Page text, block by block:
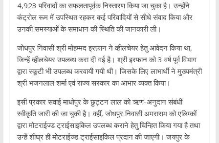
4,923 परिवादों का सफलतापूर्वक निस्तारण किया जा चुका है। उन्होंने
कंट्रोल रूम में उपस्थित रहकर कई परिवादियों से सीधे संवाद किया और
उनकी समस्याओं के समाधान की स्थिति की जानकारी ली।
जोधपुर निवासी श्री मोहम्मद इरफ़ान ने व्हीलचेयर हेतु आवेदन किया था,
जिन्हें व्हीलचेयर उपलब्ध करा दी गई है। श्री इरफान को 3 वर्ष पूर्व विभाग
द्वारा स्‍कूटी भी उपलब्‍ध करवायी गयी थी। जिसके लिए लाभार्थी ने मुख्यमंत्री
श्री भजनलाल शर्मा एवं राज्य सरकार का आभार व्यक्त किया।
इसी प्रकार सवाई माधोपुर के छुट्टन लाल को ऋण-अनुदान संबंधी
स्वीकृति जारी की जा चुकी है। वहीं, जोधपुर निवासी अमराराम को एलिम्‍कों
द्वारा मोटराईज्‍ड ट्राईसाइकिल उपलब्ध कराने हेतु चिन्हित किया गया है तथा
उन्हें शीघ्र ही मोटराईज्‍ड ट्राईसाइकिल प्रदान की जाएगी। जयपुर के